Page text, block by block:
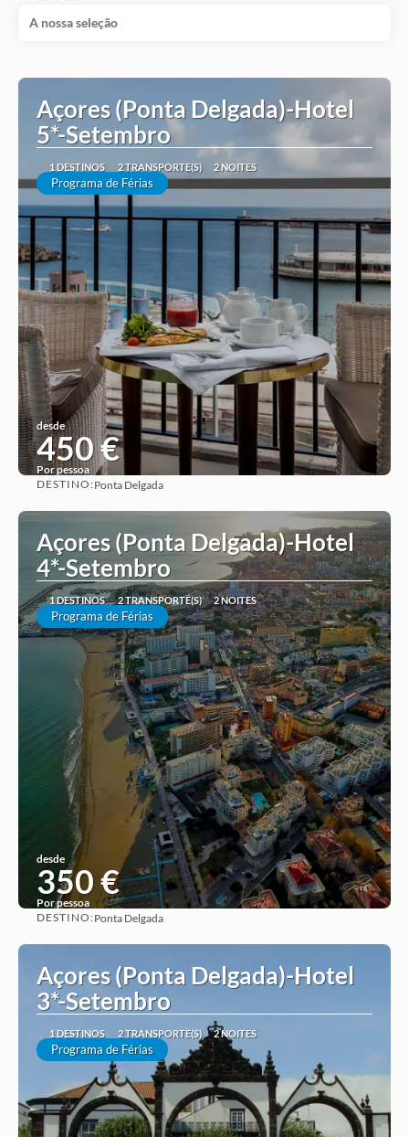
A nossa seleção
Açores (Ponta Delgada)-Hotel
5*-Setembro
1 DESTINOS 2 TRANSPORTE(S) 2 NOITES
Programa de Férias
desde
450 €
Por pessoa
DESTINO:Ponta Delgada
Açores (Ponta Delgada)-Hotel
4*-Setembro
1 DESTINOS 2 TRANSPORTE(S) 2 NOITES
Programa de Férias
desde
350 €
Por pessoa
DESTINO:Ponta Delgada
Açores (Ponta Delgada)-Hotel
3*-Setembro
1 DESTINOS 2 TRANSPORTE(S) 2 NOITES
Programa de Férias